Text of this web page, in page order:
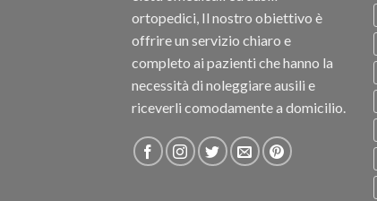
ortopedici, Il nostro obiettivo è
offrire un servizio chiaro e
completo ai pazienti che hanno la
necessità di noleggiare ausili e
riceverli comodamente a domicilio.